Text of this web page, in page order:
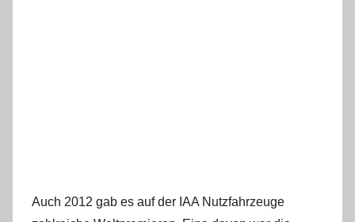
Auch 2012 gab es auf der IAA Nutzfahrzeuge